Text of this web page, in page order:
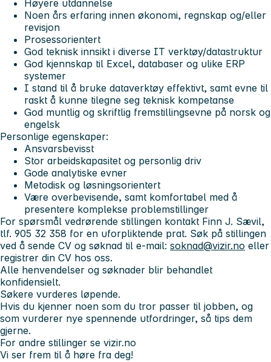
Høyere utdannelse
Noen års erfaring innen økonomi, regnskap og/eller
revisjon
Prosessorientert
God teknisk innsikt i diverse IT verktøy/datastruktur
God kjennskap til Excel, databaser og ulike ERP
systemer
I stand til å bruke dataverktøy effektivt, samt evne til
raskt å kunne tilegne seg teknisk kompetanse
God muntlig og skriftlig fremstillingsevne på norsk og
engelsk
Personlige egenskaper:
Ansvarsbevisst
Stor arbeidskapasitet og personlig driv
Gode analytiske evner
Metodisk og løsningsorientert
Være overbevisende, samt komfortabel med å
presentere komplekse problemstillinger
For spørsmål vedrørende stillingen kontakt Finn J. Sævil,
tlf. 905 32 358 for en uforpliktende prat. Søk på stillingen
ved å sende CV og søknad til e-mail: soknad@vizir.no eller
registrer din CV hos oss.
Alle henvendelser og søknader blir behandlet
konfidensielt.
Søkere vurderes løpende.
Hvis du kjenner noen som du tror passer til jobben, og
som vurderer nye spennende utfordringer, så tips dem
gjerne.
For andre stillinger se vizir.no
Vi ser frem til å høre fra deg!